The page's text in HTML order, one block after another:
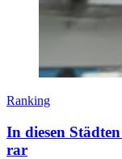
Ranking
In diesen
rar